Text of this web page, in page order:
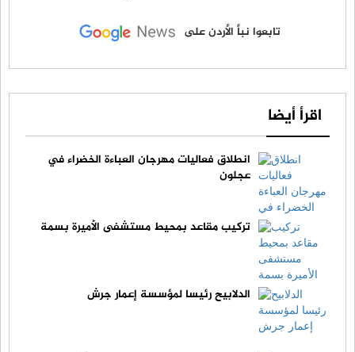
تابعوا نبأ الأردن على
اقرأ أيضا
انطلاق فعاليات مهرجان العباءة الخضراء في
عجلون
تركيب مقاعد بمحيط مستشفى الأميرة بسمة
الدلابيح رئيسا لمؤسسة إعمار جرش